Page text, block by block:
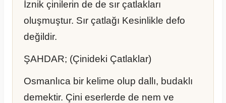
İznik çinilerin de de sır çatlakları
oluşmuştur. Sır çatlağı Kesinlikle defo
değildir.
ŞAHDAR; (Çinideki Çatlaklar)
Osmanlıca bir kelime olup dallı, budaklı
demektir. Çini eserlerde de nem ve